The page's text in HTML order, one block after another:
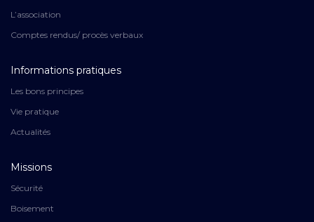
L’association
Comptes rendus/ procès verbaux
Informations pratiques
Les bons principes
Vie pratique
Actualités
Missions
Sécurité
Boisement